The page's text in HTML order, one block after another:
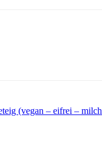
(vegan – eifrei –